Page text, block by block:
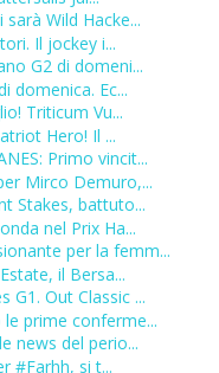
Wild Hacke...
Il jockey i...
G2 di domeni...
domenica. Ec...
Triticum Vu...
Hero! Il ...
Primo vincit...
Mirco Demuro,...
Stakes, battuto...
nel Prix Ha...
per la femm...
il Bersa...
G1. Out Classic ...
prime conferme...
news del perio...
#Farhh, si t...